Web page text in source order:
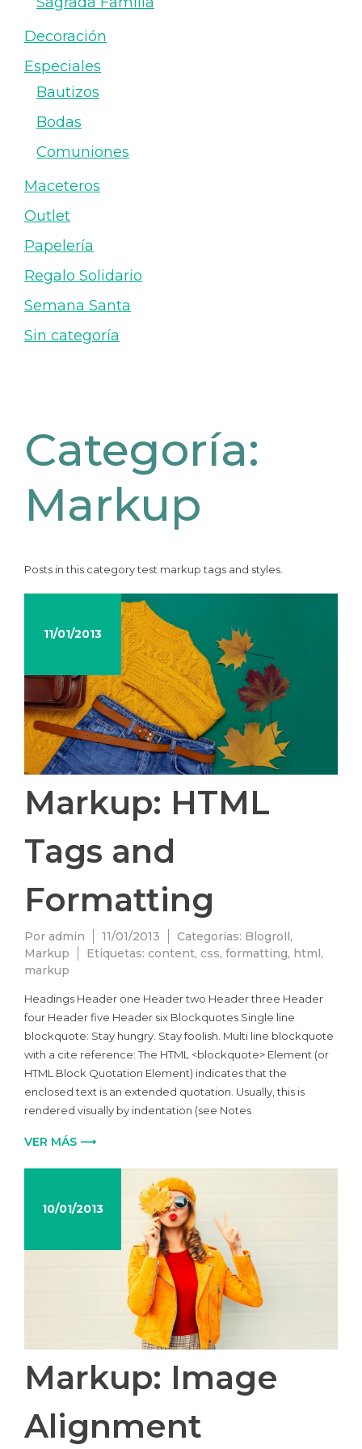
Categoría:
Markup
Posts in this category test markup tags and styles.
11/01/2013
Markup: HTML
Tags and
Formatting
Por admin 11/01/2013 Categorías: Blogroll ,
Markup
Etiquetas: content, css, formatting, html ,
markup
Headings Header one Header two Header three Header
four Header five Header six Blockquotes Single line
blockquote: Stay hungry. Stay foolish. Multi line blockquote
with a cite reference: The HTML <blockquote> Element (or
HTML Block Quotation Element) indicates that the
enclosed text is an extended quotation. Usually, this is
rendered visually by indentation (see Notes
VER MÁS ⟶
10/01/2013
Markup: Image
Alignment
Decoración
Especiales
Bautizos
Bodas
Comuniones
Maceteros
Outlet
Papelería
Regalo Solidario
Semana Santa
Sin categoría